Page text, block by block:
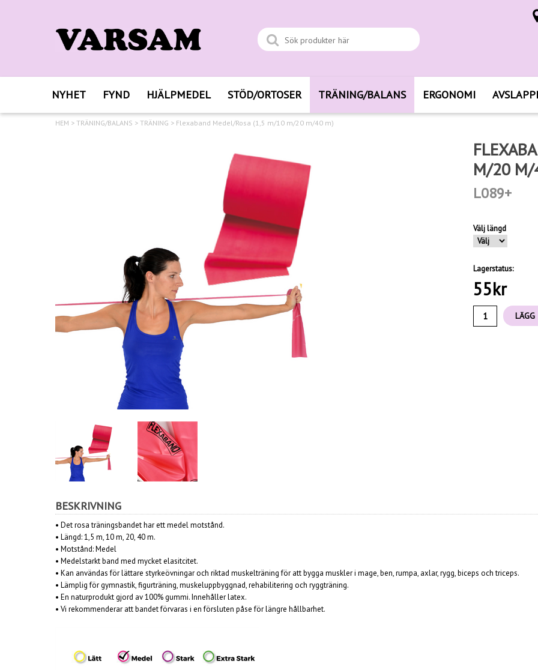
NYHET FYND HJÄLPMEDEL STÖD/ORTOSER TRÄNING/BALANS ERGONOMI
HEM > TRÄNING/BALANS > TRÄNING > Flexaband Medel/Rosa (1,5 m/10 m/20 m/40 m)
M/20 M/
L089+
Välj längd
Lagerstatus:
55kr
LÄGG
BESKRIVNING
• Det rosa träningsbandet har ett medel motstånd.
• Längd: 1,5 m, 10 m, 20, 40 m.
• Motstånd: Medel
• Medelstarkt band med mycket elasitcitet.
• Kan användas för lättare styrkeövningar och riktad muskelträning för att bygga muskler i mage, ben, rumpa, axlar, rygg, biceps och triceps.
• Lämplig för gymnastik, figurträning, muskeluppbyggnad, rehabilitering och ryggträning.
• En naturprodukt gjord av 100% gummi. Innehåller latex.
• Vi rekommenderar att bandet förvaras i en försluten påse för längre hållbarhet.